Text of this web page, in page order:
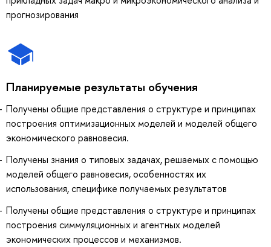
прогнозирования
Планируемые результаты обучения
Получены общие представления о структуре и принципах
построения оптимизационных моделей и моделей общего
экономического равновесия.
Получены знания о типовых задачах, решаемых с помощью
моделей общего равновесия, особенностях их
использования, специфике получаемых результатов
Получены общие представления о структуре и принципах
построения симмуляционных и агентных моделей
экономических процессов и механизмов.